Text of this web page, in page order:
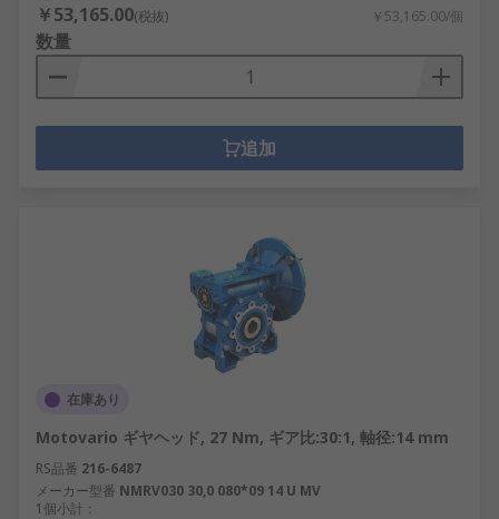
￥53,165.00(税抜) ￥53,165.00/個
数量
追加
在庫あり
Motovario ギヤヘッド, 27 Nm, ギア比:30:1, 軸径:14 mm
RS品番 216-6487
メーカー型番 NMRV030 30,0 080*09 14 U MV
1個小計：